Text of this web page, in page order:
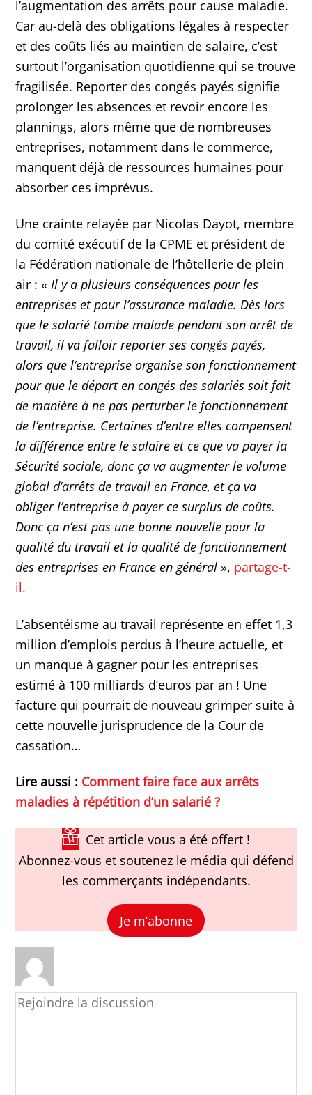
l’augmentation des arrêts pour cause maladie.
Car au-delà des obligations légales à respecter
et des coûts liés au maintien de salaire, c’est
surtout l’organisation quotidienne qui se trouve
fragilisée. Reporter des congés payés signifie
prolonger les absences et revoir encore les
plannings, alors même que de nombreuses
entreprises, notamment dans le commerce,
manquent déjà de ressources humaines pour
absorber ces imprévus.
Une crainte relayée par Nicolas Dayot, membre
du comité exécutif de la CPME et président de
la Fédération nationale de l’hôtellerie de plein
air : «Il y a plusieurs conséquences pour les
entreprises et pour l’assurance maladie. Dès lors
que le salarié tombe malade pendant son arrêt de
travail, il va falloir reporter ses congés payés,
alors que l’entreprise organise son fonctionnement
pour que le départ en congés des salariés soit fait
de manière à ne pas perturber le fonctionnement
de l’entreprise. Certaines d’entre elles compensent
la différence entre le salaire et ce que va payer la
Sécurité sociale, donc ça va augmenter le volume
global d’arrêts de travail en France, et ça va
obliger l’entreprise à payer ce surplus de coûts.
Donc ça n’est pas une bonne nouvelle pour la
qualité du travail et la qualité de fonctionnement
des entreprises en France en général », partage-t-
il.
L’absentéisme au travail représente en effet 1,3
million d’emplois perdus à l’heure actuelle, et
un manque à gagner pour les entreprises
estimé à 100 milliards d’euros par an ! Une
facture qui pourrait de nouveau grimper suite à
cette nouvelle jurisprudence de la Cour de
cassation…
Lire aussi : Comment faire face aux arrêts
maladies à répétition d’un salarié ?
Cet article vous a été offert !
Abonnez-vous et soutenez le média qui défend
les commerçants indépendants.
Je m’abonne